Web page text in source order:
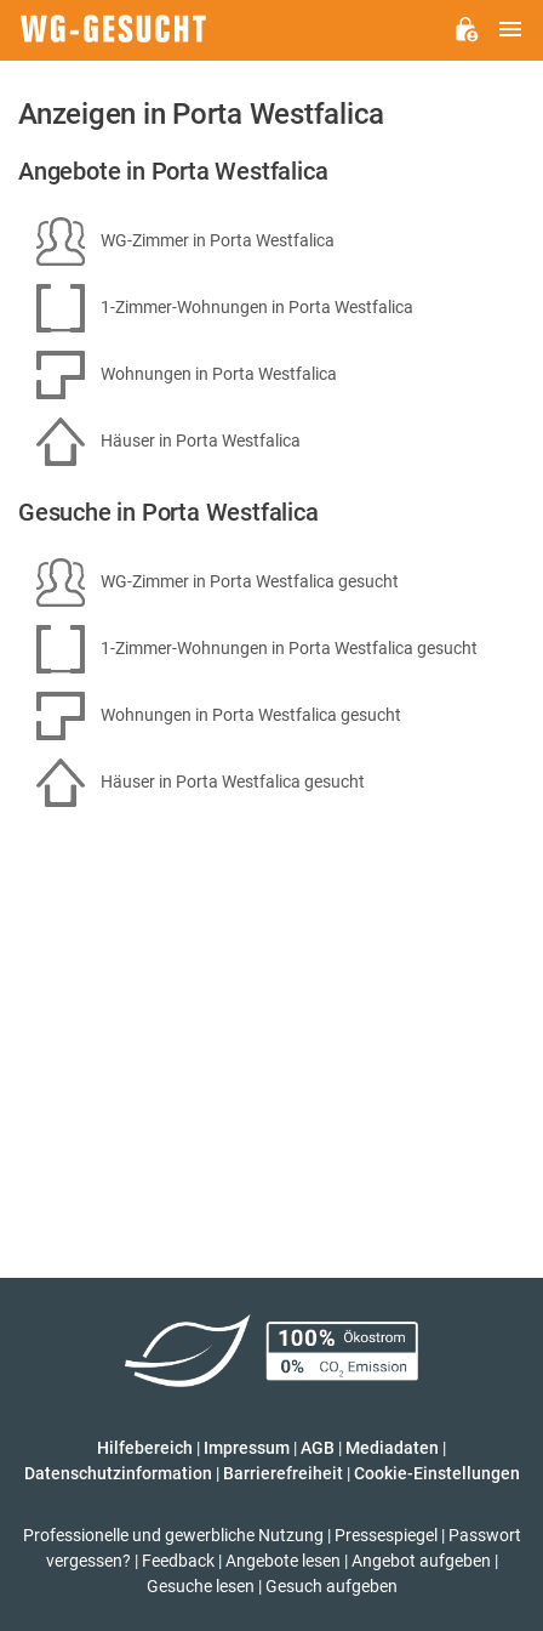
Anzeigen in Porta Westfalica
Angebote in Porta Westfalica
WG-Zimmer in Porta Westfalica
1-Zimmer-Wohnungen in Porta Westfalica
Wohnungen in Porta Westfalica
Häuser in Porta Westfalica
Gesuche in Porta Westfalica
WG-Zimmer in Porta Westfalica gesucht
1-Zimmer-Wohnungen in Porta Westfalica gesucht
Wohnungen in Porta Westfalica gesucht
Häuser in Porta Westfalica gesucht
Hilfebereich | Impressum |AGB | Mediadaten |
Datenschutzinformation | Barrierefreiheit | Cookie-Einstellungen
Professionelle und gewerbliche Nutzung | Pressespiegel | Passwort
vergessen? | Feedback | Angebote lesen | Angebot aufgeben |
Gesuche lesen | Gesuch aufgeben